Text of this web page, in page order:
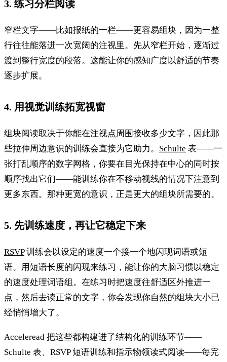
3. 练习分栏阅读
窄栏文字——比如报纸的一栏——更容易组块，因为一整
行往往能落进一次宽阔的注视里。先从窄栏开始，逐渐过
渡到整行宽度的段落。这能让你的感知广度以舒适的节奏
逐步扩展。
4. 用视觉训练拓宽视窗
组块阅读取决于你能在注视点周围接收多少文字，因此那
些拉伸周边意识的训练会直接为它助力。 Schulte 表——一
张打乱顺序的数字网格，你要在目光保持在中心的同时按
顺序找出它们——能训练你在不移动视线的情况下注意到
更多东西。那种更宽的意识，正是更大的组块所需要的。
5. 先训练速度，再让它稳定下来
RSVP训练会以设定的速度一个接一个地闪现词语或短
语。用短语长度的闪现来练习，能让你的大脑习惯以稳定
的速度处理词语组。在练习时把速度往舒适区外推进一
点，然后去读正常的文字，你会发现你自然的组块大小已
经悄悄增大了。
Acceleread 把这些都构建进了结构化的训练环节——
Schulte 表、RSVP 短语训练和指示物领读式阅读——每完